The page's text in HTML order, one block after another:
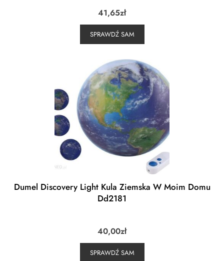
41,65zł
SPRAWDŹ SAM
Dumel Discovery Light Kula Ziemska W Moim Domu
Dd2181
40,00zł
SPRAWDŹ SAM